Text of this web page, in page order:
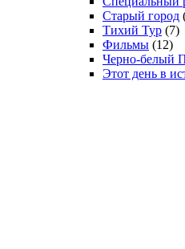
Старый город
Тихий Тур (7)
Фильмы (12)
Черно-белый
Этот день в